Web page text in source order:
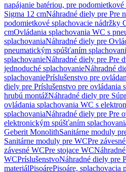
napájanie batériou, pre
Sigma 12 cmNáhradné diely pre Pre
podomietkové splachovacie nádržky
cmOvládania splachovania WC s
splachovaniaNáhradné diely pre
pneumatickým spúšťaním
splachovanieNáhradné diely pre Pre
jednoduché splachovanieNáhradné
splachovaniePríslušenstvo pre
diely pre Príslušenstvo pre ovládania
hrubú montážNáhradné diely pre
ovládania splachovania WC s
splachovaniaNáhradné diely pre Pre
elektronickým spúšťaním
Geberit MonolithSanitárne moduly
Sanitárne moduly pre WCPre
závesné WCPre stojace WC
WCPríslušenstvoNáhradné diely pre
materiálPisoárePisoáre, splachovacia